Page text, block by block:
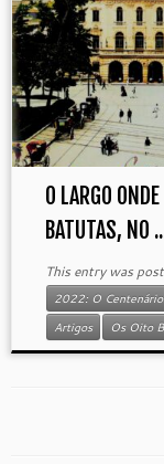
O LARGO
BATUTAS, NO
This entry was
2022: O Centenário
Artigos
Os Oito